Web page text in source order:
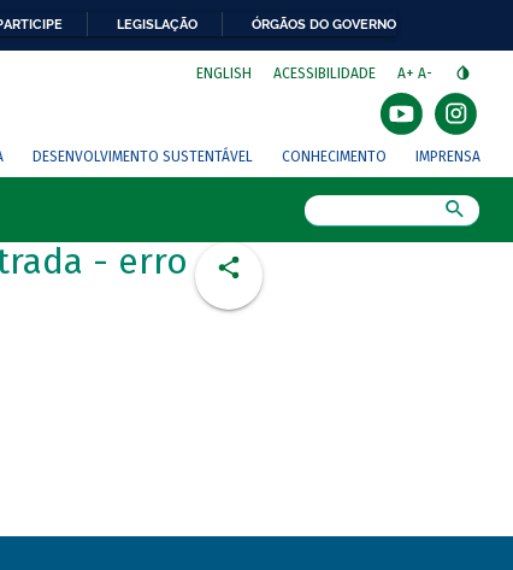
LEGISLAÇÃO ÓRGÃOS DO GOVERNO
ENGLISH ACESSIBILIDADE A+ A-
DESENVOLVIMENTO SUSTENTÁVEL CONHECIMENTO IMPRENSA
- erro